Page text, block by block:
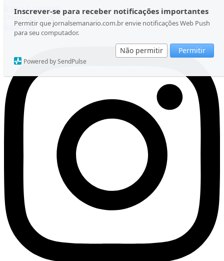
Inscrever-se para receber notificações importantes
Permitir que jornalsemanario.com.br envie notificações Web Push
para seu computador.
Não permitir Permitir
Powered by SendPulse
Ir para o conteúdo
Domingo, 09 de Agosto de 2026
Instagram